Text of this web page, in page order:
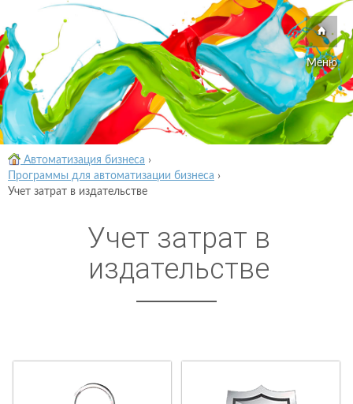
Меню
Автоматизация бизнеса ›
Программы для автоматизации бизнеса ›
Учет затрат в издательстве
Учет затрат в
издательстве